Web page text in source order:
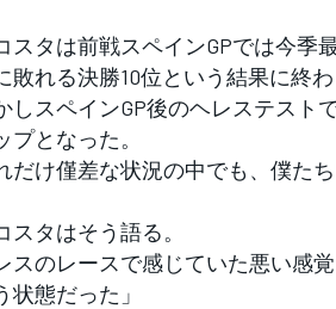
タは前戦スペインGPでは今季
敗れる決勝10位という結果に終わ
スペインGP後のヘレステスト
プとなった。
だけ僅差な状況の中でも、僕た
タはそう語る。
スのレースで感じていた悪い感
状態だった」